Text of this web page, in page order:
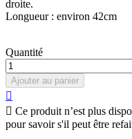
droite.
Longueur : environ 42cm
Quantité
Ajouter au panier

 Ce produit n’est plus
pour savoir s'il peut être